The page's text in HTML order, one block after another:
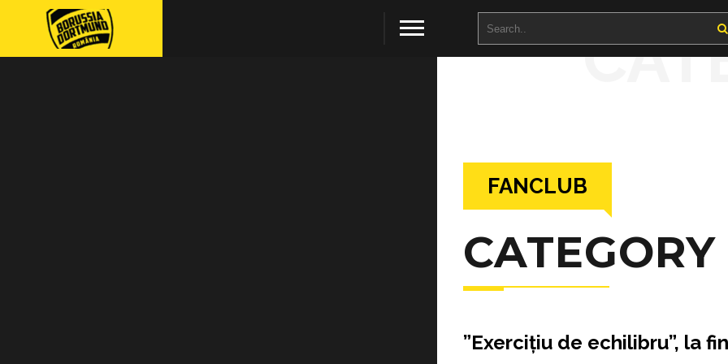
FANCLUB
CATEGORY
”Exercițiu de echilibru”, la